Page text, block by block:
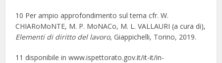
10 Per ampio approfondimento sul tema cfr. W.
CHIARoMoNTE, M. P. MoNACo, M. L. VALLAURI (a cura di),
Elementi di diritto del lavoro, Giappichelli, Torino, 2019.
11 disponibile in www.ispettorato.gov.it/it-it/in-